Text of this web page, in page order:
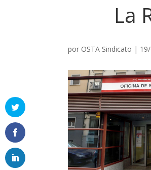
La
por OSTA Sindicato |